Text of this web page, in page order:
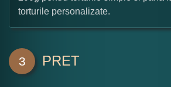
torturile personalizate.
3 PRET